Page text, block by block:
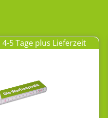
5 Tage plus Lieferzeit